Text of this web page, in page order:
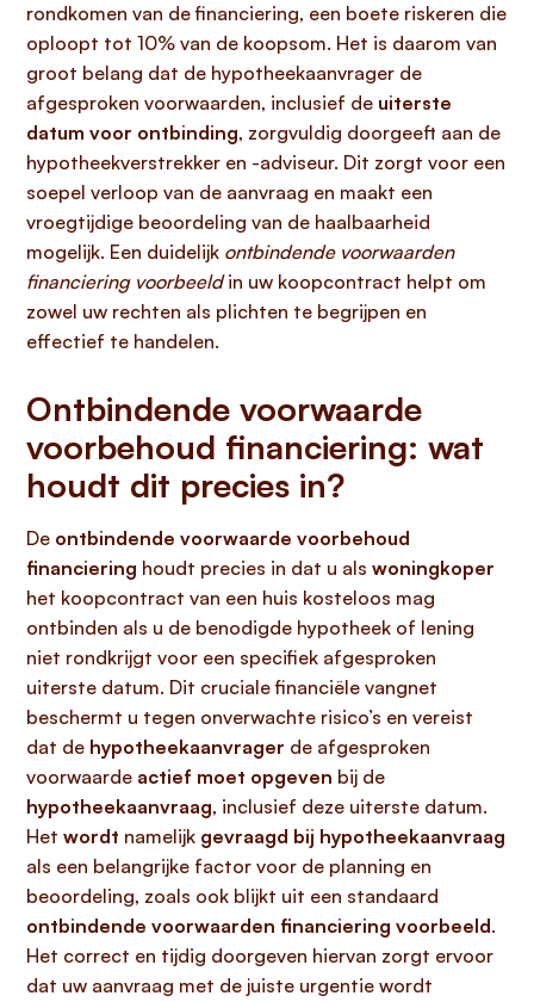
rondkomen van de financiering, een boete riskeren die
oploopt tot 10% van de koopsom. Het is daarom van
groot belang dat de hypotheekaanvrager de
afgesproken voorwaarden, inclusief de uiterste
datum voor ontbinding, zorgvuldig doorgeeft aan de
hypotheekverstrekker en -adviseur. Dit zorgt voor een
soepel verloop van de aanvraag en maakt een
vroegtijdige beoordeling van de haalbaarheid
mogelijk. Een duidelijk ontbindende voorwaarden
financiering voorbeeldin uw koopcontract helpt om
zowel uw rechten als plichten te begrijpen en
effectief te handelen.
Ontbindende voorwaarde
voorbehoud financiering: wat
houdt dit precies in?
De ontbindende voorwaarde voorbehoud
financiering houdt precies in dat u als woningkoper
het koopcontract van een huis kosteloos mag
ontbinden als u de benodigde hypotheek of lening
niet rondkrijgt voor een specifiek afgesproken
uiterste datum. Dit cruciale financiële vangnet
beschermt u tegen onverwachte risico’s en vereist
dat de hypotheekaanvrager de afgesproken
voorwaarde actief moet opgeven bij de
hypotheekaanvraag, inclusief deze uiterste datum.
Het wordt namelijk gevraagd bij hypotheekaanvraag
als een belangrijke factor voor de planning en
beoordeling, zoals ook blijkt uit een standaard
ontbindende voorwaarden financiering voorbeeld.
Het correct en tijdig doorgeven hiervan zorgt ervoor
dat uw aanvraag met de juiste urgentie wordt